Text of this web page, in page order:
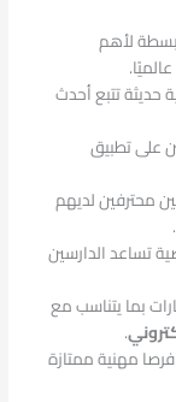
لأهم
حديثة تتبع أحدث
على تطبيق
محترفين لديهم
.
تساعد الدارسين
بما يتناسب مع
.
مهنية ممتازة